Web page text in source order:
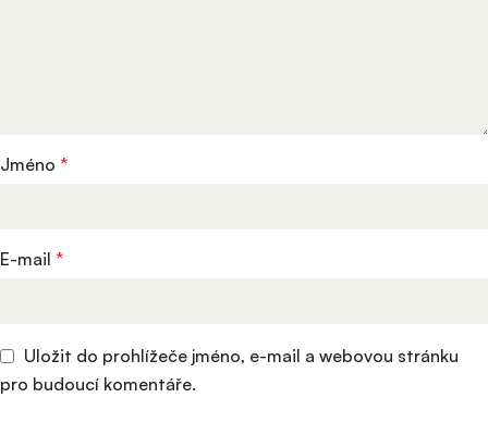
Jméno *
E-mail *
Uložit do prohlížeče jméno, e-mail a webovou stránku
pro budoucí komentáře.